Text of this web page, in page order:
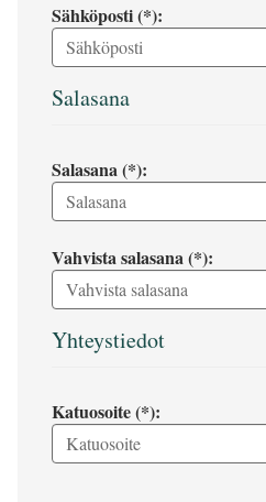
Sähköposti (*):
Salasana
Salasana (*):
Vahvista salasana (*):
Yhteystiedot
Katuosoite (*):